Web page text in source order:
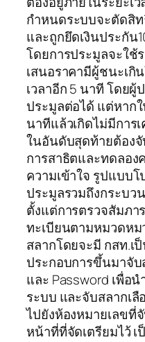
กำหนดระบบจะตัดสิ
และถูกยึดเงินประกัน
โดยการประมูลจะใช้
เสนอราคามีผู้ชนะเกิ
เวลาอีก 5 นาที โดยผู้
ประมูลต่อได้ แต่หาก
นาทีแล้วเกิดไม่มีการ
ในอันดับสุดท้ายต้อง
การสาธิตและทดลอง
ความเข้าใจ รูปแบบ
ประมูลรวมถึงกระบ
ตั้งแต่การตรวจสัมภา
ทะเบียนตามหมวดห
สลากโดยจะมี กสท.เ
ประกอบการขึ้นมาจับ
และ Password เพื่อ
ระบบ และจับสลากเ
ไปยังห้องหมายเลขที่
หน้าที่ที่จัดเตรียมไว้